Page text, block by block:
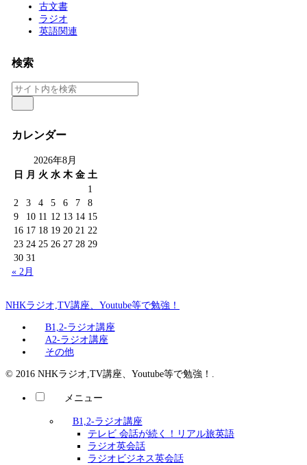
古文書
ラジオ
英語関連
検索
カレンダー
2026年8月
日
月 火 水 木 金 土
1
2
3 4 5 6 7
8
9
10 11 12 13 14 15
16 17 18 19 20 21 22
23 24 25 26 27 28 29
30 31
« 2月
NHKラジオ,TV講座、Youtube等で勉強！
B1,2-ラジオ講座
A2-ラジオ講座
その他
© 2016 NHKラジオ,TV講座、Youtube等で勉強！.
メニュー
B1,2-ラジオ講座
テレビ 会話が続く！リアル旅英語
ラジオ英会話
ラジオビジネス英会話